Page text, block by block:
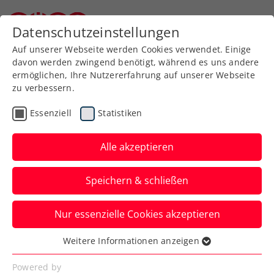
Zurück zur Newsübersicht
Turniere
Zwei, die
zusammengehören
Die Oberösterreichische Versicherung ist
erneut stolzer Partner des Upper Austria
Ladies Linz 2024.
Verfasst von: Presseaussendung / Redaktion, 14.12.2023
Datenschutzeinstellungen
Auf unserer Webseite werden Cookies verwendet. Einige
davon werden zwingend benötigt, während es uns andere
ermöglichen, Ihre Nutzererfahrung auf unserer Webseite
zu verbessern.
Essenziell Statistiken
Alle akzeptieren
Speichern & schließen
Nur essenzielle Cookies akzeptieren
Essenziell
Essenzielle Cookies werden für grundlegende
Weitere Informationen anzeigen
Powered by